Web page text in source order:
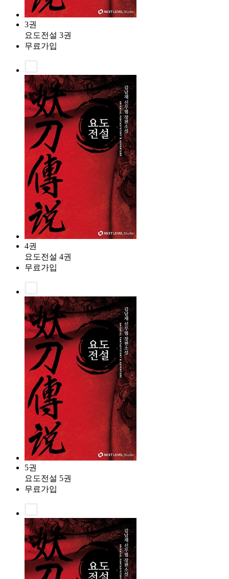
3권
요도전설 3권
무료가입
4권
요도전설 4권
무료가입
5권
요도전설 5권
무료가입